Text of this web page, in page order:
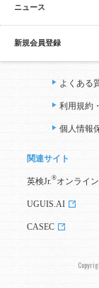
ニュース
新規会員登録
よくある
利用規約
個人情報
関連サイト
英検Jr. ®オンライ
UGUIS.AI
CASEC